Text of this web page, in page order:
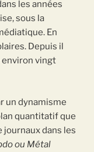
les années
sous la
En
Depuis il
environ vingt
un dynamisme
quantitatif que
journaux dans les
ou Métal